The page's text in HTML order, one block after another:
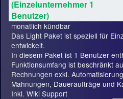
(Einzelunternehmer 1
Benutzer)
monatlich kündbar
Das Light Paket ist speziell für
entwickelt.
In diesem Paket ist 1 Benutzer
Funktionsumfang ist beschränkt
Rechnungen exkl.
Mahnungen, Daueraufträge und
Inkl. Wiki Support